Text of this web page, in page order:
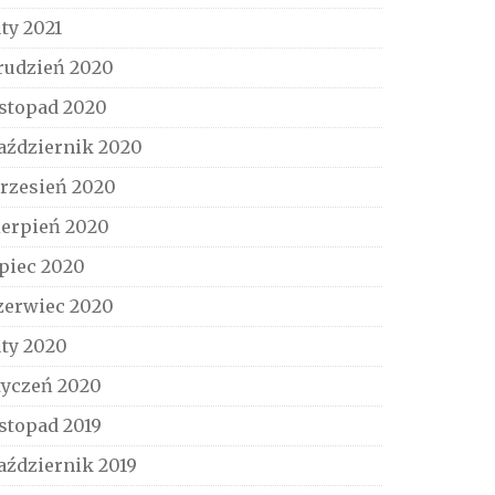
2021
2020
2020
2020
2020
2020
2020
2020
2020
2020
2019
2019